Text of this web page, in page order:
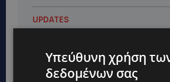
UPDATES
επισκέπτες
Υπεύθυνη χρήση
δεδομένων σας